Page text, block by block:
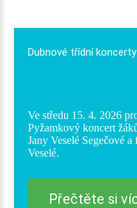
Dubnové třídní koncerty
Ve středu 15. 4. 2026
Pyžamkový koncert
Jany Veselé Segečové
Veselé.
Přečtěte si